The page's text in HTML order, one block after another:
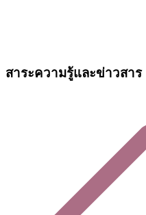
สาระความรู้และข่าวสาร